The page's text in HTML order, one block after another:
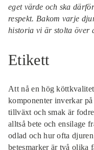
eget värde och ska
respekt. Bakom varje
historia vi är stolta över
Etikett
Att nå en hög
komponenter inverkar
tillväxt och smak är
alltså bete och ensilage
odlad och hur ofta
betesmarker är två olika